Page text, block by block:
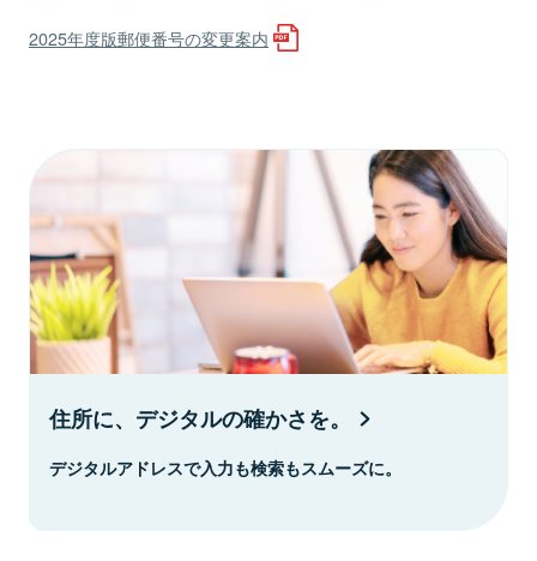
2025年度版郵便番号の変更案内
住所に、デジタルの確かさを。
デジタルアドレスで入力も検索もスムーズに。